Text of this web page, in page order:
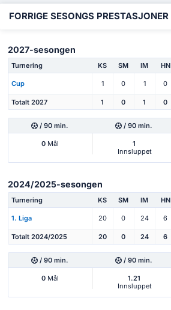
FORRIGE SESONGS PRESTASJONER
2027-sesongen
Turnering KS SM IM HN
Cup 1 0 1 0
Totalt 2027 1 0 1 0
/ 90 min. / 90 min.
0Mål
1
Innsluppet
2024/2025-sesongen
Turnering KS SM IM HN
1. Liga 20 0 24 6
Totalt 2024/2025 20 0 24 6
/ 90 min. / 90 min.
0Mål
1.21
Innsluppet